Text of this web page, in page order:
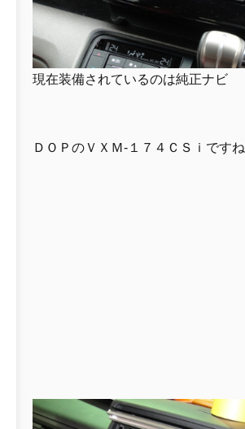
現在装備されているのは純正ナビ
ＤＯＰのＶＸＭ-１７４ＣＳｉですね